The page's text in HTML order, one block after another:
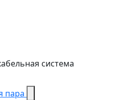
система
пара